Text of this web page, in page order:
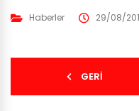
Haberler 29/08/
GERI